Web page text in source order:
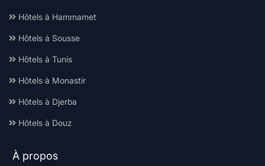
Hôtels à Hammamet
Hôtels à Sousse
Hôtels à Tunis
Hôtels à Monastir
Hôtels à Djerba
Hôtels à Douz
À propos